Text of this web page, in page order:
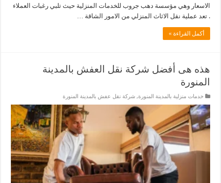
الاسعار وهي مؤسسة دهب جروب للخدمات المنزلية حيث تلبي رغبات العملاء
. تعد عملية نقل الاثاث المنزلي من الامور الشاقة …
أكمل القراءة »
هذه هى أفضل شركة نقل العفش بالمدينة
المنورة
خدمات منزلية بالمدينة المنورة,شركة نقل عفش بالمدينة المنورة